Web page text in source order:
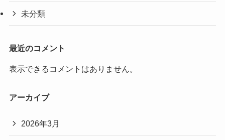
未分類
最近のコメント
表示できるコメントはありません。
アーカイブ
2026年3月